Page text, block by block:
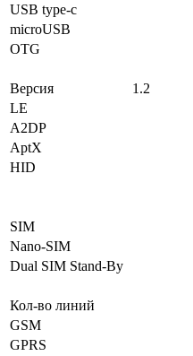
USB type-c
microUSB
OTG
Версия
1.2
LE
A2DP
AptX
HID
SIM
Nano-SIM
Dual SIM Stand-By
Кол-во линий
GSM
GPRS